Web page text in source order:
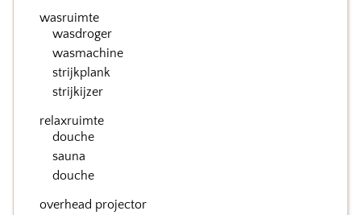
wasruimte
wasdroger
wasmachine
strijkplank
strijkijzer
relaxruimte
douche
sauna
douche
overhead projector